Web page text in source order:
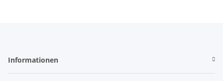
Informationen